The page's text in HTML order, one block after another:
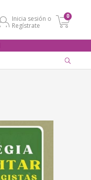
Inicia sesión o
Regístrate
0